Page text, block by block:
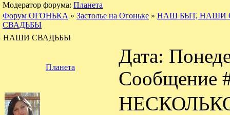
Модератор форума: Планета
Форум ОГОНЬКА » Застолье на Огоньке » НАШ БЫТ, НАШИ
СВАДЬБЫ
НАШИ СВАДЬБЫ
Планета
Дата:
Сообщение